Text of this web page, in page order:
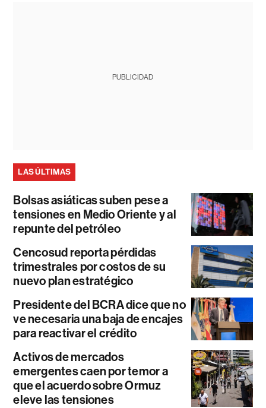
PUBLICIDAD
LAS ÚLTIMAS
Bolsas asiáticas suben pese a
tensiones en Medio Oriente y al
repunte del petróleo
Cencosud reporta pérdidas
trimestrales por costos de su
nuevo plan estratégico
Presidente del BCRA dice que no
ve necesaria una baja de encajes
para reactivar el crédito
Activos de mercados
emergentes caen por temor a
que el acuerdo sobre Ormuz
eleve las tensiones